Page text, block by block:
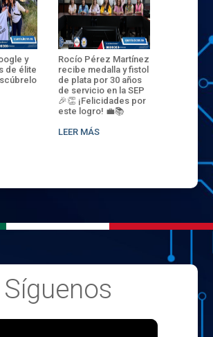
y
de élite
Rocío Pérez Martínez
recibe medalla y fistol
de plata por 30 años
de servicio en la SEP
🎉👏 ¡Felicidades por
este logro! 💼📚
LEER MÁS
ENECB-
del
batalla.
32
sede
Síguenos